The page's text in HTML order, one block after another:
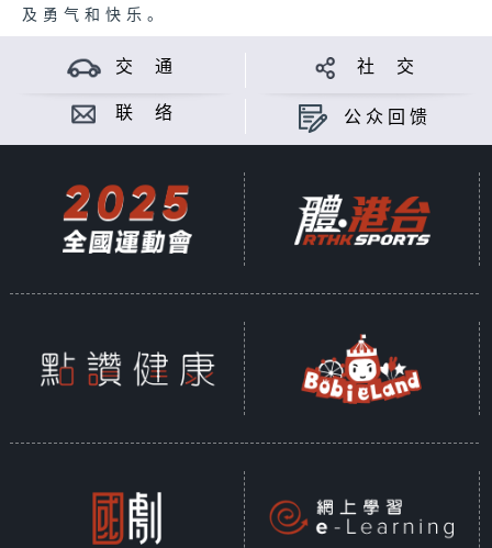
及勇气和快乐。
交 通 社 交
联 络 公众回馈